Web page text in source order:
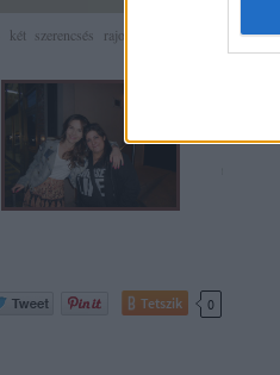
két szerencsés rajongónak sikerült
Tetszik 0